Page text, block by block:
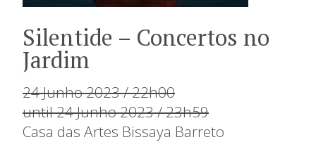
Silentide – Concertos no
Jardim
24 Junho 2023 / 22h00
until 24 Junho 2023 / 23h59
Casa das Artes Bissaya Barreto